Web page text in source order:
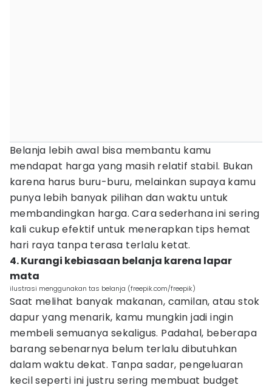
Belanja lebih awal bisa membantu kamu
mendapat harga yang masih relatif stabil. Bukan
karena harus buru-buru, melainkan supaya kamu
punya lebih banyak pilihan dan waktu untuk
membandingkan harga. Cara sederhana ini sering
kali cukup efektif untuk menerapkan tips hemat
hari raya tanpa terasa terlalu ketat.
4. Kurangi kebiasaan belanja karena lapar
mata
ilustrasi menggunakan tas belanja (freepik.com/freepik)
Saat melihat banyak makanan, camilan, atau stok
dapur yang menarik, kamu mungkin jadi ingin
membeli semuanya sekaligus. Padahal, beberapa
barang sebenarnya belum terlalu dibutuhkan
dalam waktu dekat. Tanpa sadar, pengeluaran
kecil seperti ini justru sering membuat budget